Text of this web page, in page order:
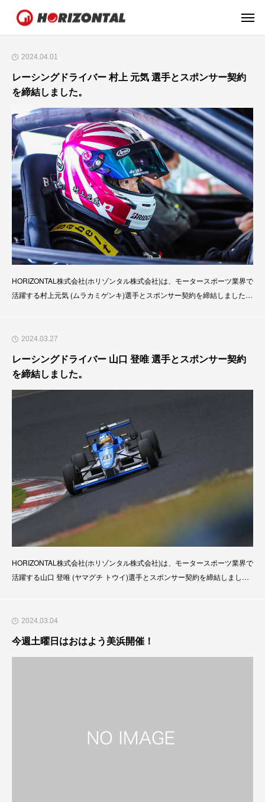
2024.04.01
レーシングドライバー 村上 元気 選手とスポンサー契約
を締結しました。
HORIZONTAL株式会社(ホリゾンタル株式会社)は、モータースポーツ業界で
活躍する村上元気 (ムラカミゲンキ)選手とスポンサー契約を締結しました。
カミゲンキ)選手をサポートさせていただくことになりました。モータース
2024.03.27
レーシングドライバー 山口 登唯 選手とスポンサー契約
を締結しました。
HORIZONTAL株式会社(ホリゾンタル株式会社)は、モータースポーツ業界で
活躍する山口 登唯 (ヤマグチ トウイ)選手とスポンサー契約を締結しまし
ました。モータースポーツ活動を継続するにあたり、レーシングドライバー
2024.03.04
今週土曜日はおはよう美浜開催！